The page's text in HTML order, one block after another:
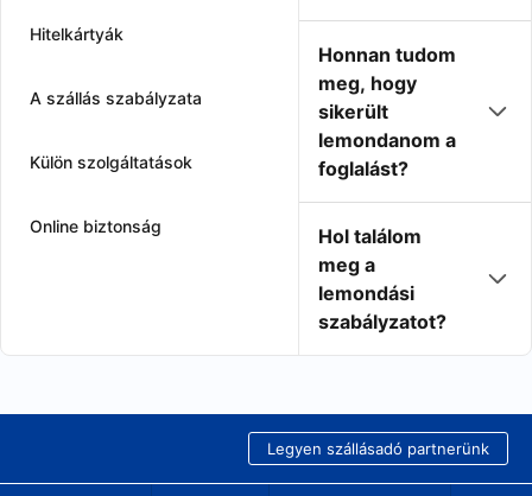
Hitelkártyák
A szállás szabályzata
Külön szolgáltatások
Online biztonság
Honnan tudom
meg, hogy
sikerült
lemondanom a
foglalást?
Hol találom
meg a
lemondási
szabályzatot?
Legyen szállásadó partnerünk